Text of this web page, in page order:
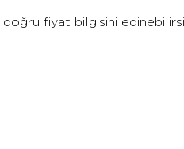
fiyat bilgisini